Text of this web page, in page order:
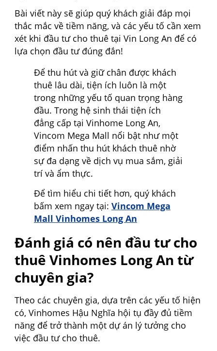
Bài viết này sẽ giúp quý khách giải đáp mọi
thắc mắc về tiềm năng, và các yếu tố cần xem
xét khi đầu tư cho thuê tại Vin Long An để có
lựa chọn đầu tư đúng đắn!
Để thu hút và giữ chân được khách
thuê lâu dài, tiện ích luôn là một
trong những yếu tố quan trọng hàng
đầu. Trong hệ sinh thái tiện ích
đẳng cấp tại Vinhome Long An,
Vincom Mega Mall nổi bật như một
điểm nhấn thu hút khách thuê nhờ
sự đa dạng về dịch vụ mua sắm, giải
trí và ẩm thực.
Để tìm hiểu chi tiết hơn, quý khách
bấm xem ngay tại: Vincom Mega
Mall Vinhomes Long An
Đánh giá có nên đầu tư cho
thuê Vinhomes Long An từ
chuyên gia?
Theo các chuyên gia, dựa trên các yếu tố hiện
có, Vinhomes Hậu Nghĩa hội tụ đầy đủ tiềm
năng để trở thành một dự án lý tưởng cho
việc đầu tư cho thuê.